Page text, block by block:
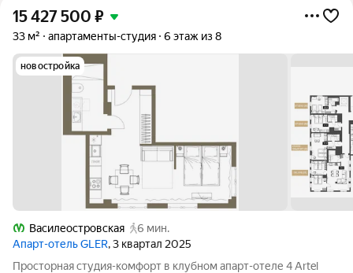
15 427 500 ₽
33 м² апартаменты-студия 6 этаж из 8
новостройка
Василеостровская
6 мин.
Апарт-отель GLER, 3 квартал 2025
Просторная студия-комфорт в клубном апарт-отеле 4 Artel